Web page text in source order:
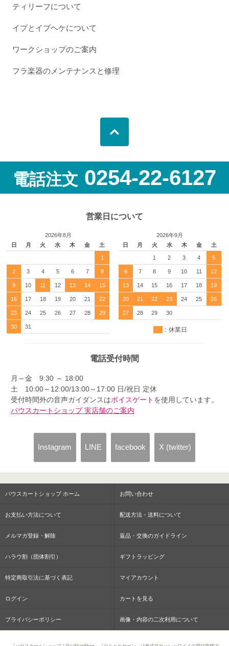
ティリーフについて
イプとイプヘケについて
ワークショップのご案内
フラ楽器のメンテナンスと修理
電話注文 0254-22-6127
営業日について
2026年8月
日
月 火 水 木 金 土
1
2 3 4 5 6 7 8
9 10 11 12 13 14 15
16 17 18 19 20 21 22
23 24 25 26 27 28 29
30 31
2026年9月
日
月 火 水 木 金 土
1 2 3 4 5
6 7 8 9 10 11 12
13 14 15 16 17 18 19
20 21 22 23 24 25 26
27 28 29 30
：休業日
電話受付時間
月～金 9:30 ～ 18:00
土 10:00～12:00/13:00～17:00 日/祝日 定休
受付時間外の音声ガイダンスはボイスゲート を使用しています。
パウスカートショップ 実店舗のご案内
Instagram LINE facebook X (twitter)
パウスカートショップ ホーム お問い合わせ
お支払い方法について 配送方法・送料について
メルマガ登録・解除 返品・交換のガイドライン
ハラウ割（団体割引） ギフトラッピング
特定商取引法に基づく表記 マイアカウント
ログイン カートを見る
プライバシーポリシー 画像・内容の二次利用について